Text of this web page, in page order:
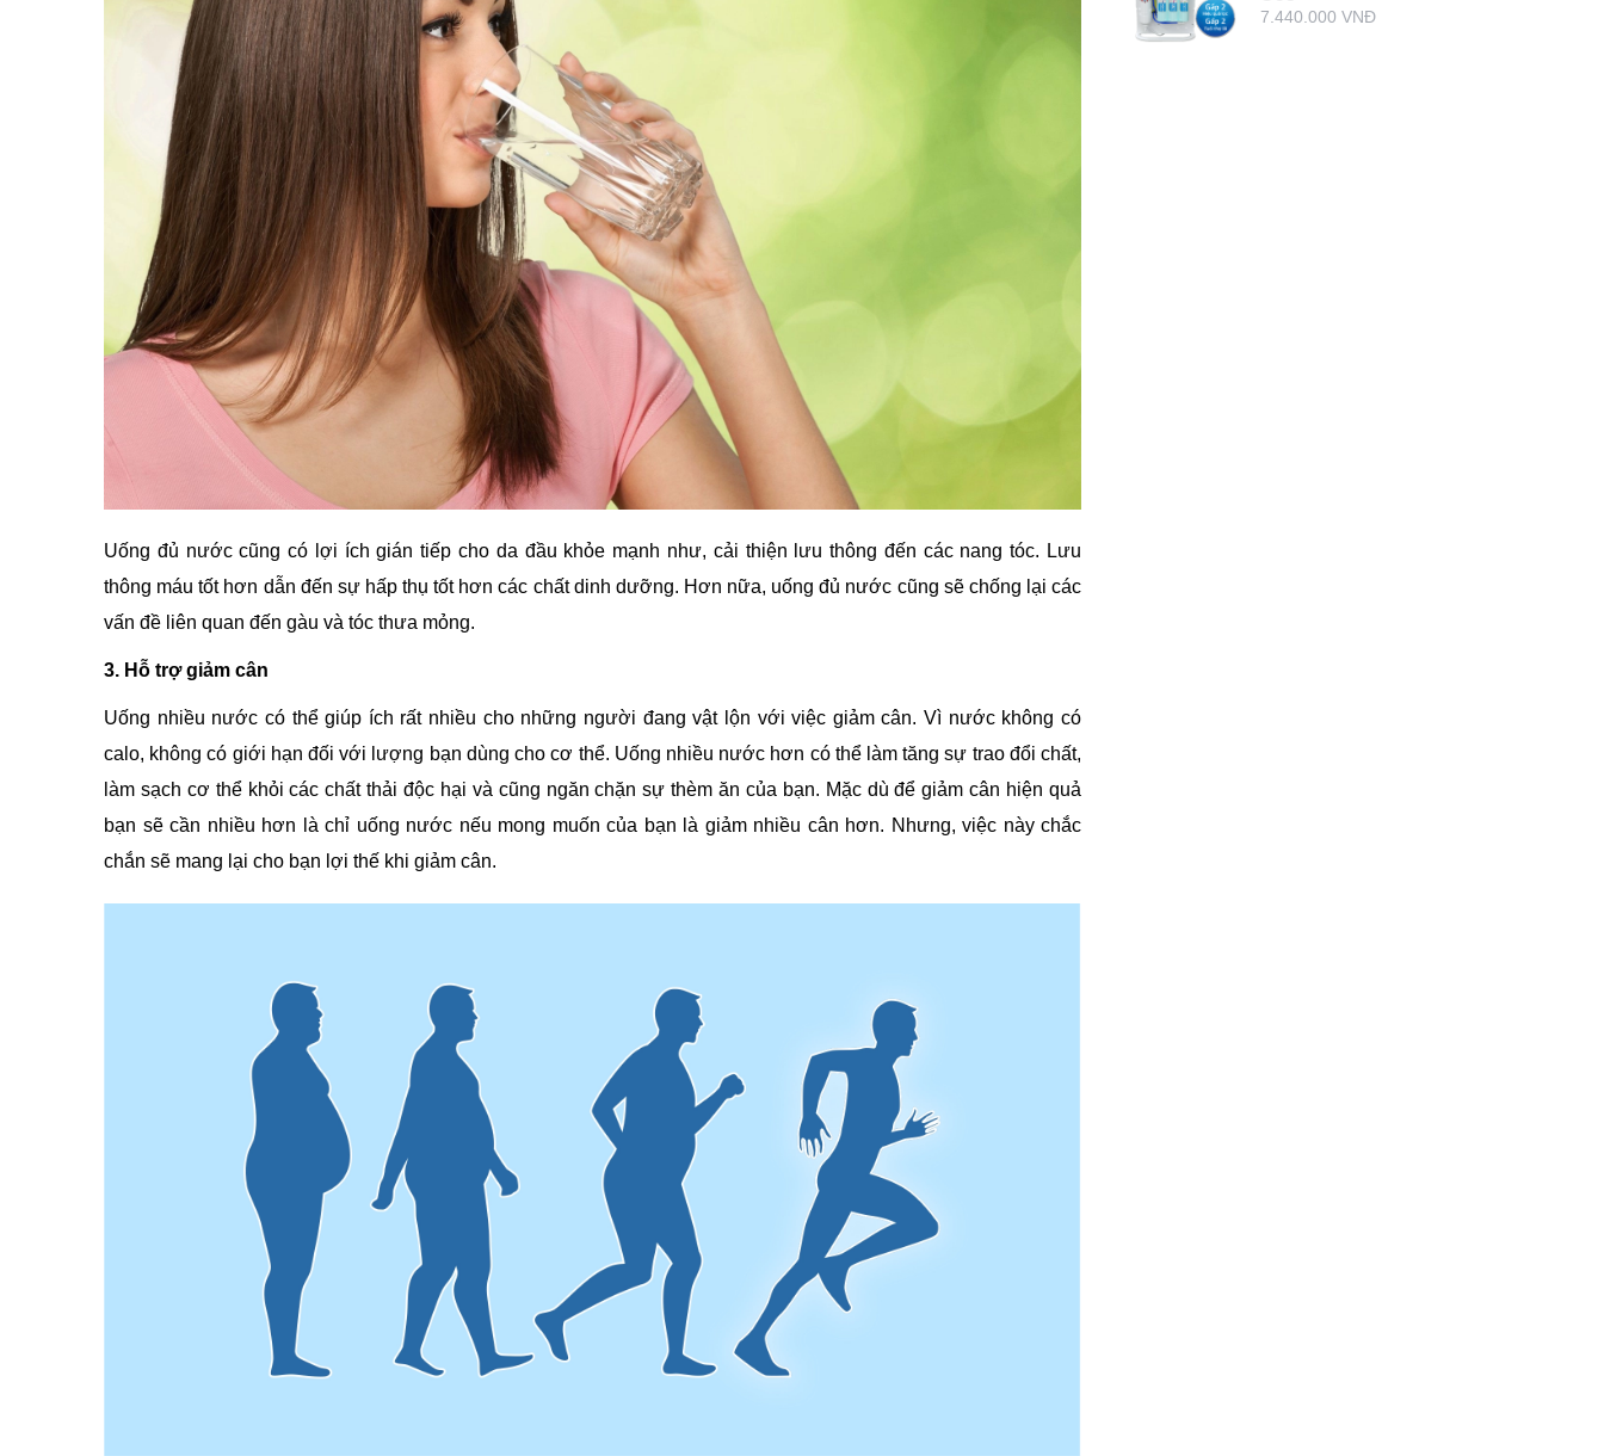
Uống đủ nước cũng có lợi ích gián tiếp cho da đầu khỏe mạnh như, cải thiện lưu thông đến các nang tóc. Lưu
thông máu tốt hơn dẫn đến sự hấp thụ tốt hơn các chất dinh dưỡng. Hơn nữa, uống đủ nước cũng sẽ chống lại các
vấn đề liên quan đến gàu và tóc thưa mỏng.
3. Hỗ trợ giảm cân
Uống nhiều nước có thể giúp ích rất nhiều cho những người đang vật lộn với việc giảm cân. Vì nước không có
calo, không có giới hạn đối với lượng bạn dùng cho cơ thể. Uống nhiều nước hơn có thể làm tăng sự trao đổi chất,
làm sạch cơ thể khỏi các chất thải độc hại và cũng ngăn chặn sự thèm ăn của bạn. Mặc dù để giảm cân hiện quả
bạn sẽ cần nhiều hơn là chỉ uống nước nếu mong muốn của bạn là giảm nhiều cân hơn. Nhưng, việc này chắc
chắn sẽ mang lại cho bạn lợi thế khi giảm cân.
7.440.000 VNĐ